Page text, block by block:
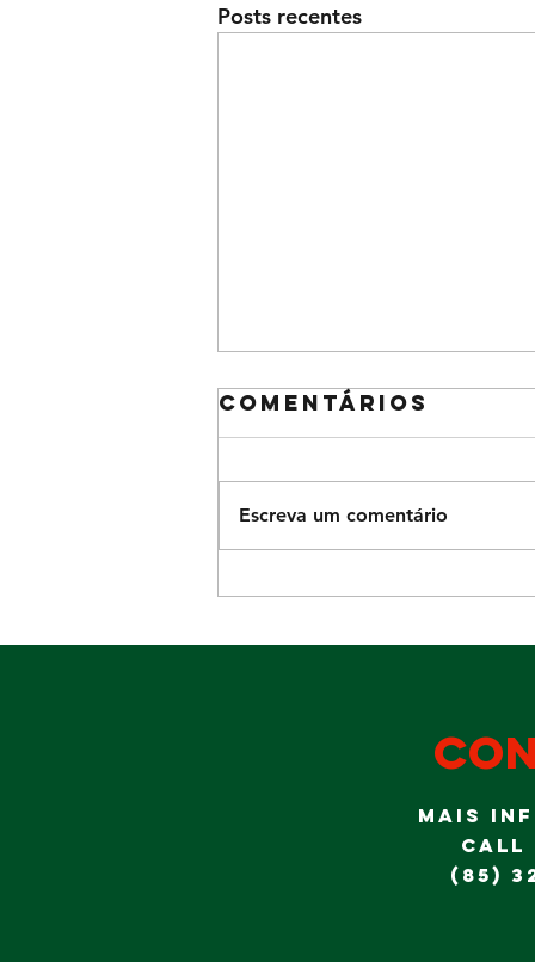
Posts recentes
Diversão para
domingo Dia
Comentários
Escreva um comentário
MAIS
CALL
(85)